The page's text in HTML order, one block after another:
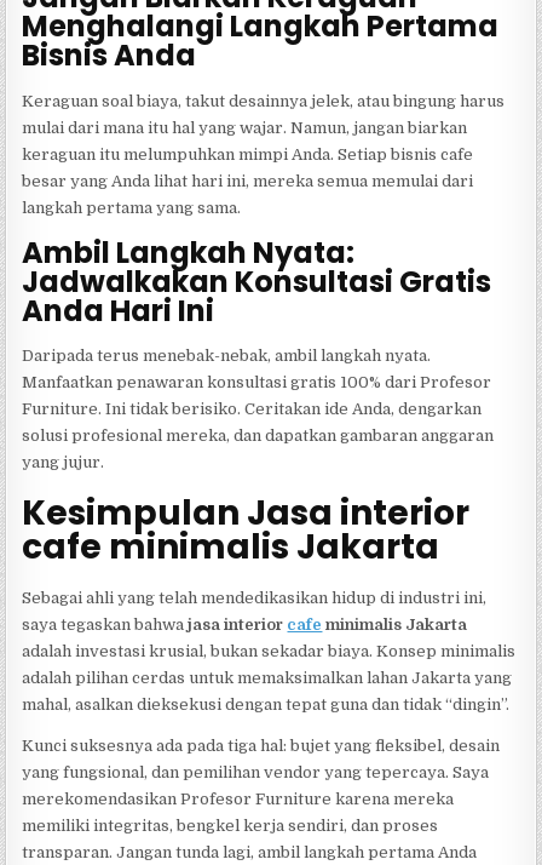
Menghalangi Langkah Pertama
Bisnis Anda
Keraguan soal biaya, takut desainnya jelek, atau bingung harus
mulai dari mana itu hal yang wajar. Namun, jangan biarkan
keraguan itu melumpuhkan mimpi Anda. Setiap bisnis cafe
besar yang Anda lihat hari ini, mereka semua memulai dari
langkah pertama yang sama.
Ambil Langkah Nyata:
Jadwalkakan Konsultasi Gratis
Anda Hari Ini
Daripada terus menebak-nebak, ambil langkah nyata.
Manfaatkan penawaran konsultasi gratis 100% dari Profesor
Furniture. Ini tidak berisiko. Ceritakan ide Anda, dengarkan
solusi profesional mereka, dan dapatkan gambaran anggaran
yang jujur.
Kesimpulan Jasa interior
cafe minimalis Jakarta
Sebagai ahli yang telah mendedikasikan hidup di industri ini,
saya tegaskan bahwajasa interior cafe minimalis Jakarta
adalah investasi krusial, bukan sekadar biaya. Konsep minimalis
adalah pilihan cerdas untuk memaksimalkan lahan Jakarta yang
mahal, asalkan dieksekusi dengan tepat guna dan tidak “dingin”.
Kunci suksesnya ada pada tiga hal: bujet yang fleksibel, desain
yang fungsional, dan pemilihan vendor yang tepercaya. Saya
merekomendasikan Profesor Furniture karena mereka
memiliki integritas, bengkel kerja sendiri, dan proses
transparan. Jangan tunda lagi, ambil langkah pertama Anda